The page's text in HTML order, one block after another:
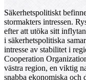
Säkerhetspolitiskt
stormakters intressen.
efter att utöka sitt
i säkerhetspolitiska
intresse av stabilitet i
Cooperation
västra region, en viktig
snabba ekonomiska och